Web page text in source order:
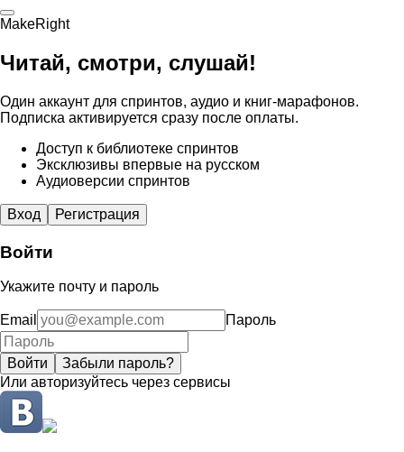
MakeRight
Читай, смотри, слушай!
Один аккаунт для спринтов, аудио и книг-марафонов.
Подписка активируется сразу после оплаты.
Доступ к библиотеке спринтов
Эксклюзивы впервые на русском
Аудиоверсии спринтов
Вход Регистрация
Войти
Укажите почту и пароль
Email Пароль
Войти
Забыли пароль?
Или авторизуйтесь через сервисы